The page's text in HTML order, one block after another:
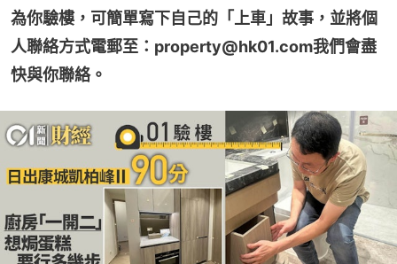
為你驗樓，可簡單寫下自己的「上車」故事，並將個
人聯絡方式電郵至：property@hk01.com我們會盡
快與你聯絡。